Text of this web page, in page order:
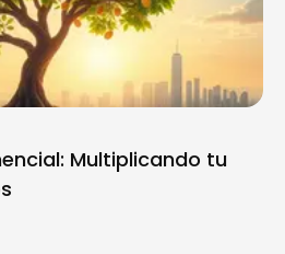
Multiplicando tu